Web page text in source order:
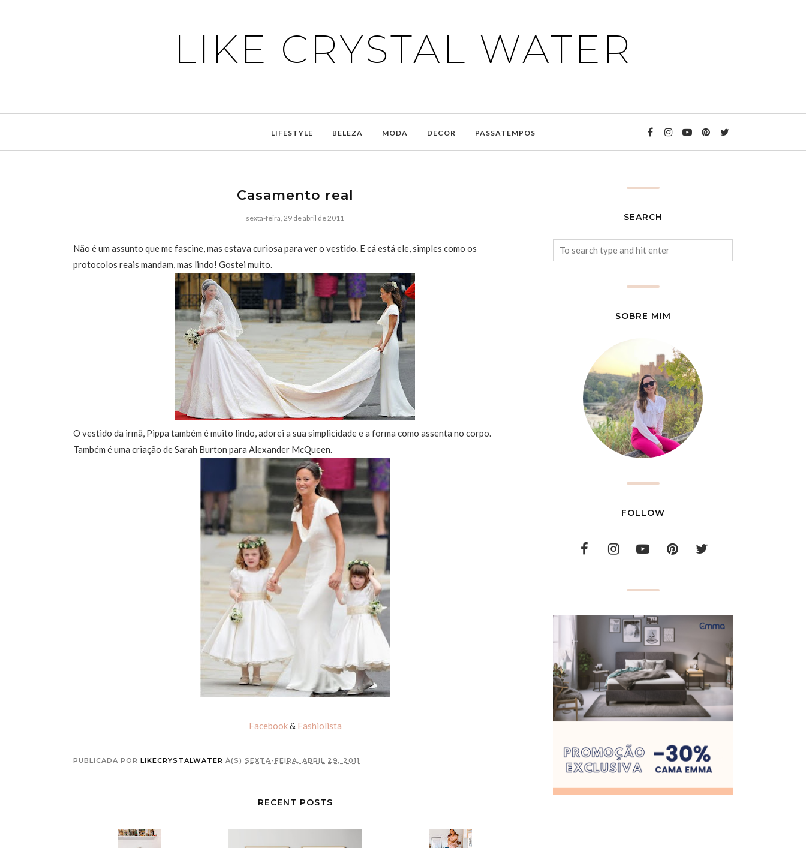
LIKE CRYSTAL WATER
LIFESTYLE BELEZA MODA DECOR PASSATEMPOS
Casamento real
sexta-feira, 29 de abril de 2011
Não é um assunto que me fascine, mas estava curiosa para ver o vestido. E cá está ele, simples como os
protocolos reais mandam, mas lindo! Gostei muito.
O vestido da irmã, Pippa também é muito lindo, adorei a sua simplicidade e a forma como assenta no corpo.
Também é uma criação de Sarah Burton para Alexander McQueen.
Facebook& Fashiolista
PUBLICADA POR LIKECRYSTALWATER À(S) SEXTA-FEIRA, ABRIL 29, 2011
RECENT POSTS
SEARCH
SOBRE MIM
FOLLOW